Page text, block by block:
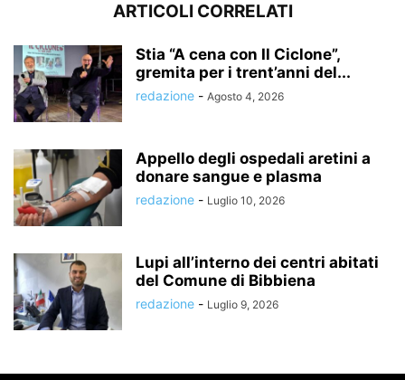
ARTICOLI CORRELATI
Stia “A cena con Il Ciclone”,
gremita per i trent’anni del...
redazione - Agosto 4, 2026
Appello degli ospedali aretini a
donare sangue e plasma
redazione - Luglio 10, 2026
Lupi all’interno dei centri abitati
del Comune di Bibbiena
redazione - Luglio 9, 2026